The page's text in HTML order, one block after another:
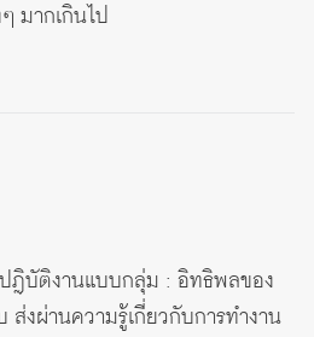
มากเกินไป
ปฎิบัติงานแบบกลุ่ม : อิทธิพลของ
งผ่านความรู้เกี่ยวกับการทำงาน